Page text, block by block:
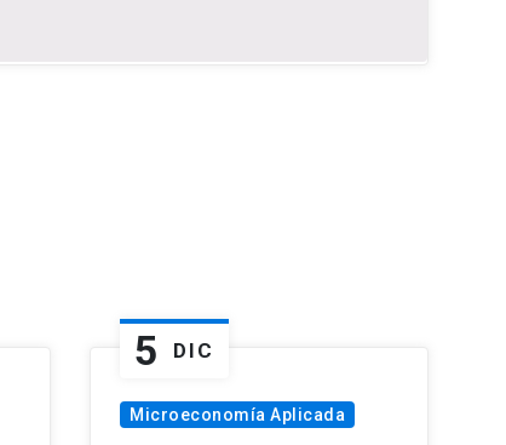
5 DIC
Microeconomía Aplicada